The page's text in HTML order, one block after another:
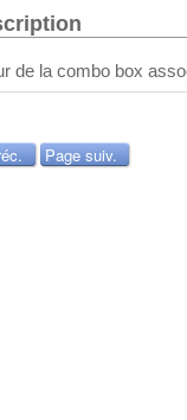
de la combo box
Page suiv.